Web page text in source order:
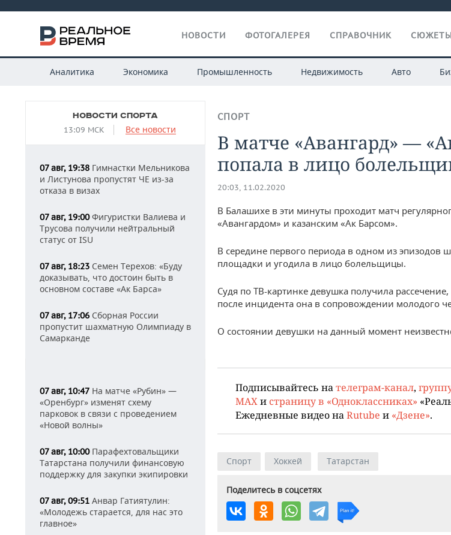
НОВОСТИ ФОТОГАЛЕРЕЯ СПРАВОЧНИК СЮЖЕТЫ
Аналитика Экономика Промышленность Недвижимость Авто
НОВОСТИ СПОРТА
13:09 МСК Все новости
07 авг, 19:38 Гимнастки Мельникова
и Листунова пропустят ЧЕ из-за
отказа в визах
07 авг, 19:00Фигуристки Валиева и
Трусова получили нейтральный
статус от ISU
07 авг, 18:23 Семен Терехов: «Буду
доказывать, что достоин быть в
основном составе «Ак Барса»
07 авг, 17:06 Сборная России
пропустит шахматную Олимпиаду в
Самарканде
07 авг, 10:47 На матче «Рубин» —
«Оренбург» изменят схему
парковок в связи с проведением
«Новой волны»
07 авг, 10:00Парафехтовальщики
Татарстана получили финансовую
поддержку для закупки экипировки
07 авг, 09:51 Анвар Гатиятулин:
«Молодежь старается, для нас это
главное»
СПОРТ
В матче «Авангард» —
попала в лицо
20:03, 11.02.2020
В Балашихе в эти минуты проходит матч
«Авангардом» и казанским «Ак Барсом».
В середине первого периода в одном из эпизодов
площадки и угодила в лицо болельщицы.
Судя по ТВ-картинке девушка получила
после инцидента она в сопровождении молодого
О состоянии девушки на данный момент
Подписывайтесь на телеграм-канал,
MAX и страницу в «Одноклассниках»
Ежедневные видео на Rutube и «Дзене».
Спорт Хоккей Татарстан
Поделитесь в соцсетях